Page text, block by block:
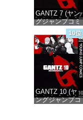
GANTZ 7 (ヤン
グジャンプコミ
ックスDIGITAL)
価格：¥100
10位
GANTZ 10 (ヤ
ングジャンプコ